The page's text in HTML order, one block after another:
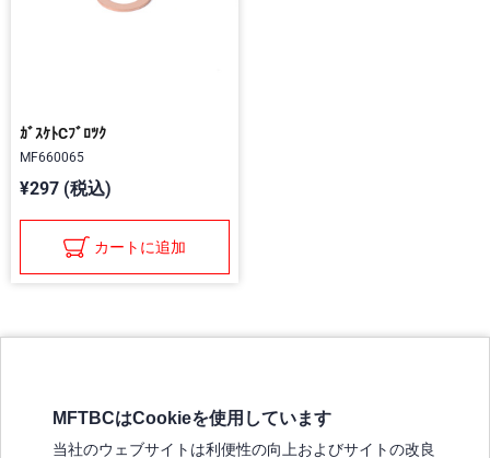
ｶﾞｽｹﾄCﾌﾞﾛﾂｸ
MF660065
¥297 (税込)
カートに追加
MFTBCはCookieを使用しています
当社のウェブサイトは利便性の向上およびサイトの改良